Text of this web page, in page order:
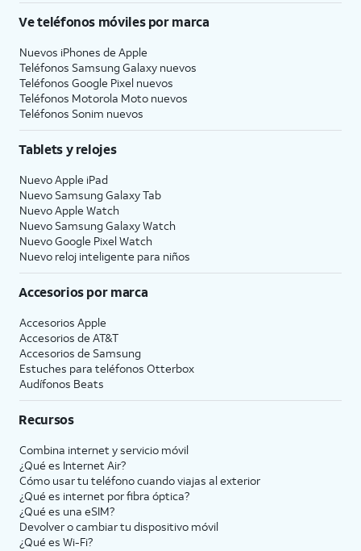
Ve teléfonos móviles por marca
Nuevos iPhones de Apple
Teléfonos Samsung Galaxy nuevos
Teléfonos Google Pixel nuevos
Teléfonos Motorola Moto nuevos
Teléfonos Sonim nuevos
Tablets y relojes
Nuevo Apple iPad
Nuevo Samsung Galaxy Tab
Nuevo Apple Watch
Nuevo Samsung Galaxy Watch
Nuevo Google Pixel Watch
Nuevo reloj inteligente para niños
Accesorios por marca
Accesorios Apple
Accesorios de AT&T
Accesorios de Samsung
Estuches para teléfonos Otterbox
Audífonos Beats
Recursos
Combina internet y servicio móvil
¿Qué es Internet Air?
Cómo usar tu teléfono cuando viajas al exterior
¿Qué es internet por fibra óptica?
¿Qué es una eSIM?
Devolver o cambiar tu dispositivo móvil
¿Qué es Wi-Fi?